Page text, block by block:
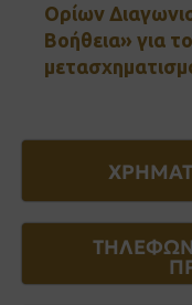
Ορίων
Βοήθεια» για